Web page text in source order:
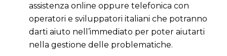
assistenza online oppure telefonica con
operatori e sviluppatori italiani che potranno
darti aiuto nell’immediato per poter aiutarti
nella gestione delle problematiche.